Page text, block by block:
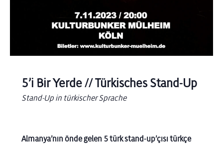
5’i Bir Yerde // Türkisches Stand-Up
Stand-Up in türkischer Sprache
Almanya’nın önde gelen 5 türk stand-up’çısı türkçe